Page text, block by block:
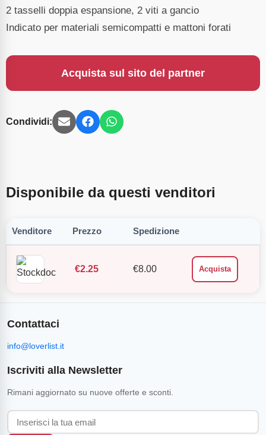
2 tasselli doppia espansione, 2 viti a gancio
Indicato per materiali semicompatti e mattoni forati
Acquista sul sito del partner
Condividi:
Disponibile da questi venditori
Venditore Prezzo Spedizione
€2.25 €8.00 Acquista
Contattaci
info@loverlist.it
Iscriviti alla Newsletter
Rimani aggiornato su nuove offerte e sconti.